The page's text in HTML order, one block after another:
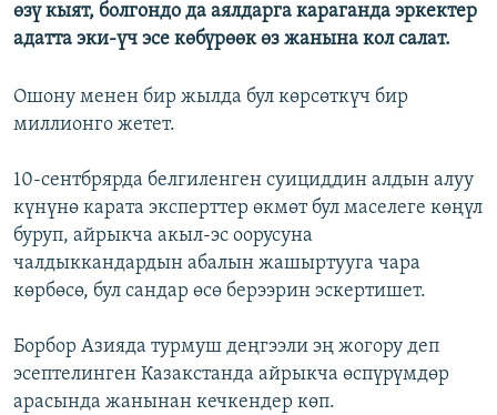
өзү кыят, болгондо да аялдарга караганда эркектер
адатта эки-үч эсе көбүрөөк өз жанына кол салат.
Ошону менен бир жылда бул көрсөткүч бир
миллионго жетет.
10-сентбрярда белгиленген суициддин алдын алуу
күнүнө карата эксперттер өкмөт бул маселеге көңүл
буруп, айрыкча акыл-эс оорусуна
чалдыккандардын абалын жашыртууга чара
көрбөсө, бул сандар өсө берээрин эскертишет.
Борбор Азияда турмуш деңгээли эң жогору деп
эсептелинген Казакстанда айрыкча өспүрүмдөр
арасында жанынан кечкендер көп.